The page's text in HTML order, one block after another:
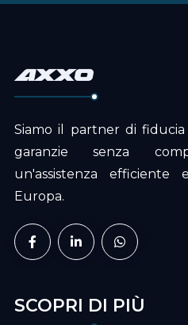
axxo
Siamo il partner di
garanzie senza
un'assistenza
Europa.
SCOPRI DI PIÙ